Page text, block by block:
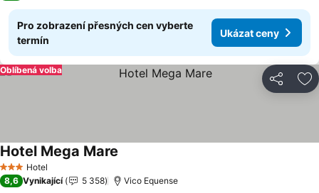
Pro zobrazení přesných cen vyberte
termín
Ukázat ceny
Sdílet
Oblíbená volba
3 Počet hvězdiček
Hotel
Hotel Mega Mare
8,6 Vynikající 5 358 Vico Equense